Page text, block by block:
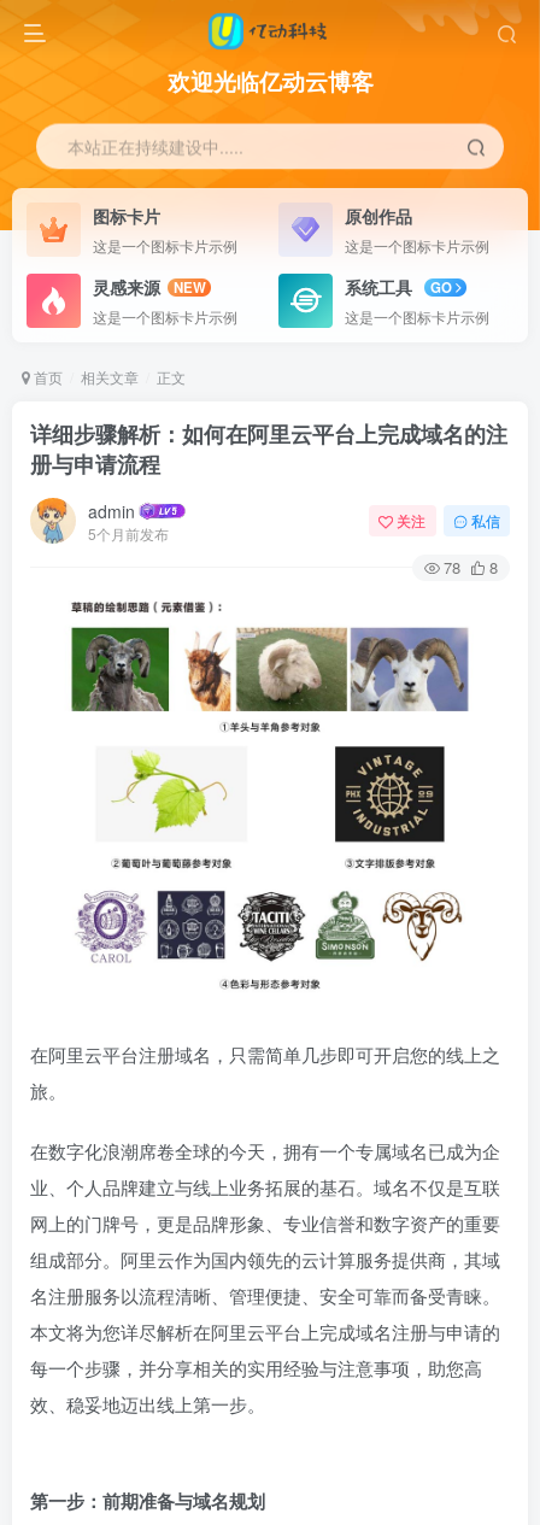
欢迎光临亿动云博客
本站正在持续建设中.....
图标卡片
这是一个图标卡片示例
原创作品
这是一个图标卡片示例
灵感来源
NEW
这是一个图标卡片示例
系统工具
GO
这是一个图标卡片示例
首页 相关文章 正文
详细步骤解析：如何在阿里云平台上完成域名的注
册与申请流程
admin
5个月前发布
关注 私信
78 8
在阿里云平台注册域名，只需简单几步即可开启您的线上之
旅。
在数字化浪潮席卷全球的今天，拥有一个专属域名已成为企
业、个人品牌建立与线上业务拓展的基石。域名不仅是互联
网上的门牌号，更是品牌形象、专业信誉和数字资产的重要
组成部分。阿里云作为国内领先的云计算服务提供商，其域
名注册服务以流程清晰、管理便捷、安全可靠而备受青睐。
本文将为您详尽解析在阿里云平台上完成域名注册与申请的
每一个步骤，并分享相关的实用经验与注意事项，助您高
效、稳妥地迈出线上第一步。
第一步：前期准备与域名规划